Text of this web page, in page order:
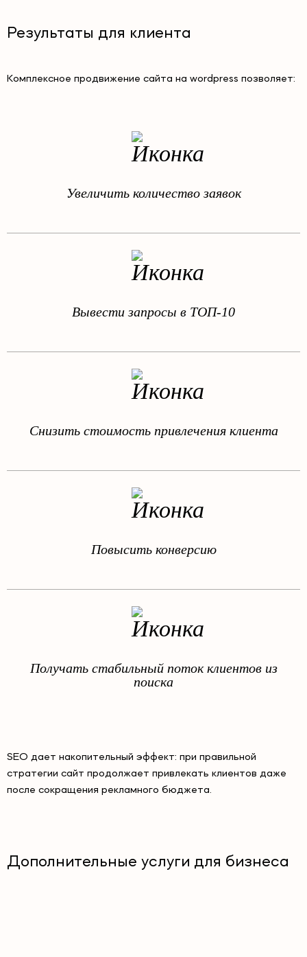
Результаты для клиента
Комплексное продвижение сайта на wordpress позволяет:
Увеличить количество заявок
Вывести запросы в ТОП-10
Снизить стоимость привлечения клиента
Повысить конверсию
Получать стабильный поток клиентов из
поиска
SEO дает накопительный эффект: при правильной
стратегии сайт продолжает привлекать клиентов даже
после сокращения рекламного бюджета.
Дополнительные услуги для бизнеса